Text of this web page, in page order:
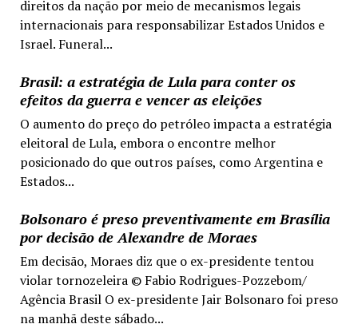
direitos da nação por meio de mecanismos legais
internacionais para responsabilizar Estados Unidos e
Israel. Funeral...
Brasil: a estratégia de Lula para conter os
efeitos da guerra e vencer as eleições
O aumento do preço do petróleo impacta a estratégia
eleitoral de Lula, embora o encontre melhor
posicionado do que outros países, como Argentina e
Estados...
Bolsonaro é preso preventivamente em Brasília
por decisão de Alexandre de Moraes
Em decisão, Moraes diz que o ex-presidente tentou
violar tornozeleira © Fabio Rodrigues-Pozzebom/
Agência Brasil O ex-presidente Jair Bolsonaro foi preso
na manhã deste sábado...